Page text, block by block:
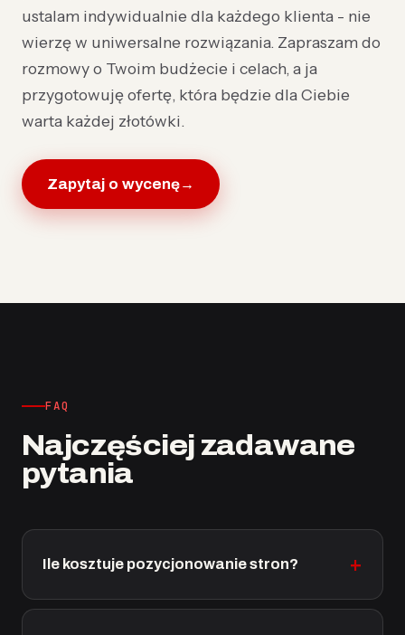
ustalam indywidualnie dla każdego klienta - nie
wierzę w uniwersalne rozwiązania. Zapraszam do
rozmowy o Twoim budżecie i celach, a ja
przygotowuję ofertę, która będzie dla Ciebie
warta każdej złotówki.
Zapytaj o wycenę→
FAQ
Najczęściej zadawane
pytania
Ile kosztuje pozycjonowanie stron?